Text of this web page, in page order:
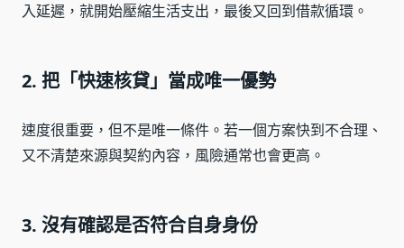
入延遲，就開始壓縮生活支出，最後又回到借款循環。
2. 把「快速核貸」當成唯一優勢
速度很重要，但不是唯一條件。若一個方案快到不合理、
又不清楚來源與契約內容，風險通常也會更高。
3. 沒有確認是否符合自身身份